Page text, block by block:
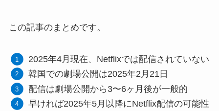
この記事のまとめです。
2025年4月現在、Netflixでは配信されていない
韓国での劇場公開は2025年2月21日
配信は劇場公開から3〜6ヶ月後が一般的
早ければ2025年5月以降にNetflix配信の可能性